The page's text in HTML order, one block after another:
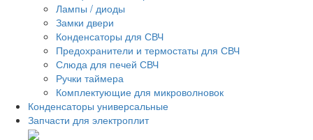
Лампы / диоды
Замки двери
Конденсаторы для СВЧ
Предохранители и термостаты для СВЧ
Слюда для печей СВЧ
Ручки таймера
Комплектующие для микроволновок
Конденсаторы универсальные
Запчасти для электроплит